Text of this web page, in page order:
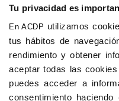
Tu privacidad es
En ACDP utilizamos
tus hábitos de
rendimiento y obtener
aceptar todas las
puedes acceder a
consentimiento
Calle Isaac Peral, 58 C.P.:
Tel (+34) 91 456 63 27
Fax: (+34) 91 535 19 98
acdp@acdp.es